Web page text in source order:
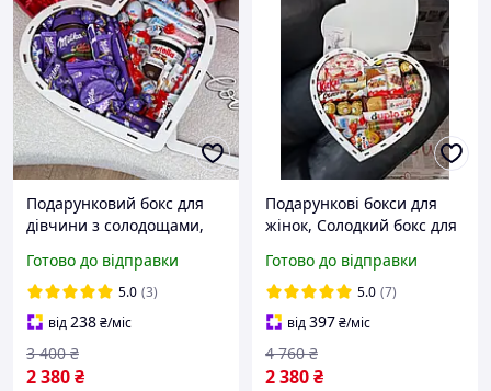
Подарунковий бокс для
дівчини з солодощами,
день народження,
подарунковий набір
дівчині з кіндер
Готово до відправки
5.0 (3)
від238₴/міс
2 380₴
3 400 ₴
Подарункові бокси для
жінок, Солодкий бокс для
народження,
Подарунковий бокс із
солодощами 25 шт на
свято
Готово до відправки
5.0 (7)
від397₴/міс
2 380₴
4 760 ₴